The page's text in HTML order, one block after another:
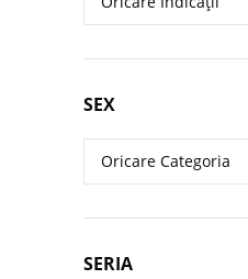
SEX
SERIA